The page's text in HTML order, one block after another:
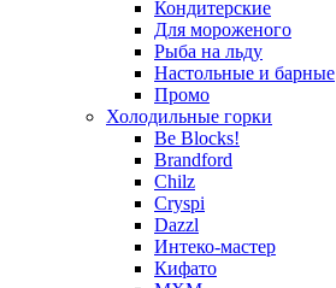
Кондитерские
Для мороженого
Рыба на льду
Настольные и барные
Промо
Холодильные горки
Be Blocks!
Brandford
Chilz
Cryspi
Dazzl
Интеко-мастер
Кифато